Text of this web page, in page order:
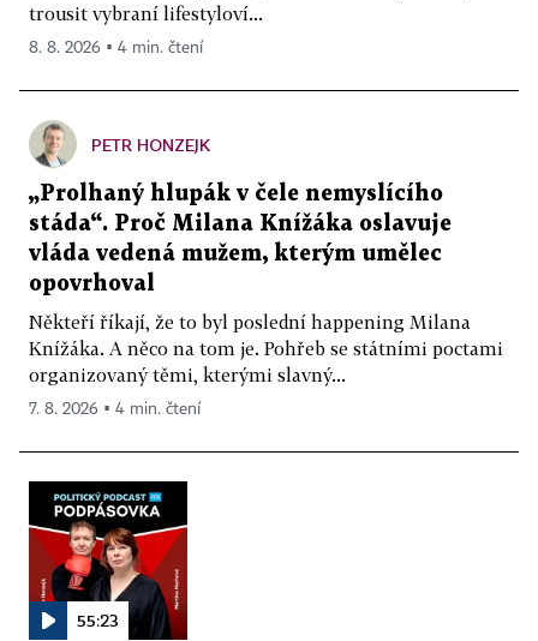
trousit vybraní lifestyloví...
8. 8. 2026 ▪ 4 min. čtení
PETR HONZEJK
„Prolhaný hlupák v čele nemyslícího
stáda“. Proč Milana Knížáka oslavuje
vláda vedená mužem, kterým umělec
opovrhoval
Někteří říkají, že to byl poslední happening Milana
Knížáka. A něco na tom je. Pohřeb se státními poctami
organizovaný těmi, kterými slavný...
7. 8. 2026 ▪ 4 min. čtení
55:23